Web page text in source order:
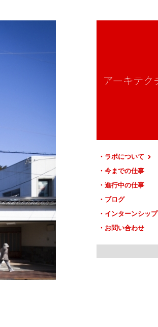
ラボについて
今までの仕事
進行中の仕事
ブログ
インターンシップ
お問い合わせ